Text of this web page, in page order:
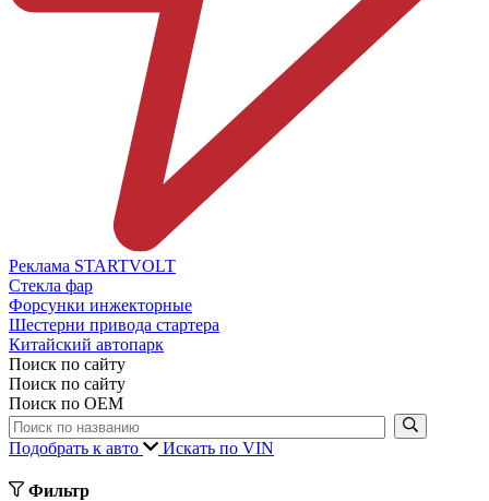
Реклама STARTVOLT
Стекла фар
Форсунки инжекторные
Шестерни привода стартера
Китайский автопарк
Поиск по сайту
Поиск по сайту
Поиск по ОЕМ
Подобрать к авто Искать по VIN
Фильтр